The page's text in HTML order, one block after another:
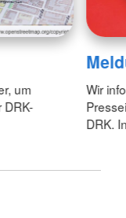
um
Wir
DRK.